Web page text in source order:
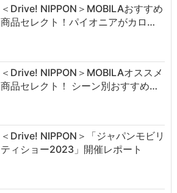
＜Drive! NIPPON＞MOBILAおすすめ
商品セレクト！パイオニアがカロ…
＜Drive! NIPPON＞MOBILAオススメ
商品セレクト！ シーン別おすすめ…
＜Drive! NIPPON＞「ジャパンモビリ
ティショー2023」開催レポート